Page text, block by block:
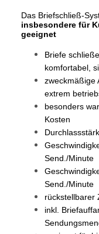
Das Briefschließ-
insbesondere für
geeignet
Briefe
komfortabel,
zweckmäßige
extrem
besonders
Kosten
Send./Minute
Send./Minute
rückstellbarer
inkl.